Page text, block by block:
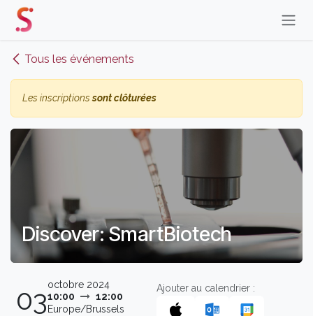
Se rendre au contenu
Tous les événements
Les inscriptionssont clôturées
Discover: SmartBiotech
03octobre 2024
10:00
12:00
Europe/Brussels
Ajouter au calendrier :